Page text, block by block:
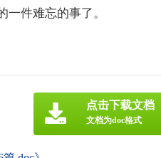
一件难忘的事了。
点击下载文档
文档为doc格式